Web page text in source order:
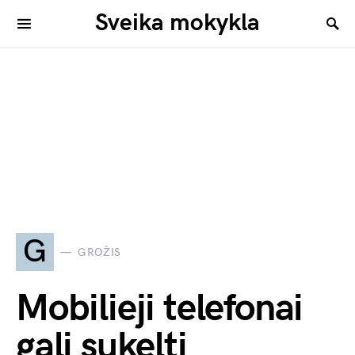
Sveika mokykla
G GROŽIS
Mobilieji telefonai